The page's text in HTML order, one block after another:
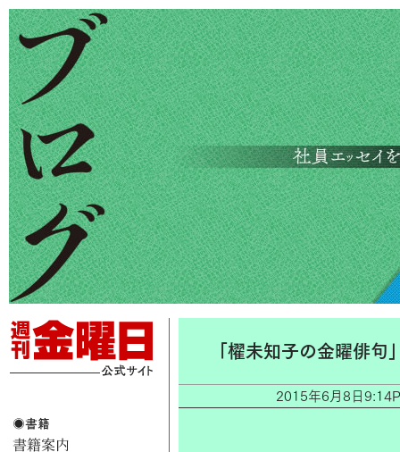
「櫂未知子の金曜俳
2015年6月8日